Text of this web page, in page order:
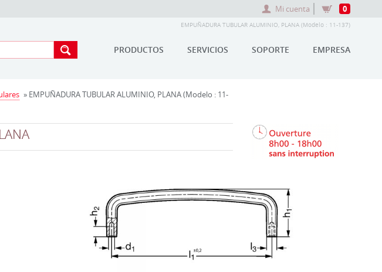
Mi cuenta 0
EMPUÑADURA TUBULAR ALUMINIO, PLANA (Modelo : 11-137)
PRODUCTOS SERVICIOS SOPORTE EMPRESA
» EMPUÑADURA TUBULAR ALUMINIO, PLANA (Modelo : 11-